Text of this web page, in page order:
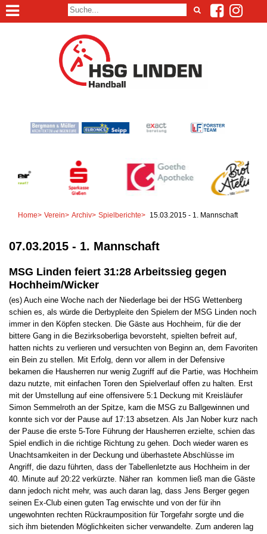
Home> Verein> Archiv> Spielberichte> 15.03.2015 - 1. Mannschaft
07.03.2015 - 1. Mannschaft
MSG Linden feiert 31:28 Arbeitssieg gegen
Hochheim/Wicker
(es) Auch eine Woche nach der Niederlage bei der HSG Wettenberg
schien es, als würde die Derbypleite den Spielern der MSG Linden noch
immer in den Köpfen stecken. Die Gäste aus Hochheim, für die der
bittere Gang in die Bezirksoberliga bevorsteht, spielten befreit auf,
hatten nichts zu verlieren und versuchten von Beginn an, dem Favoriten
ein Bein zu stellen. Mit Erfolg, denn vor allem in der Defensive
bekamen die Hausherren nur wenig Zugriff auf die Partie, was Hochheim
dazu nutzte, mit einfachen Toren den Spielverlauf offen zu halten. Erst
mit der Umstellung auf eine offensivere 5:1 Deckung mit Kreisläufer
Simon Semmelroth an der Spitze, kam die MSG zu Ballgewinnen und
konnte sich vor der Pause auf 17:13 absetzen. Als Jan Nober kurz nach
der Pause die erste 5-Tore Führung der Hausherren erzielte, schien das
Spiel endlich in die richtige Richtung zu gehen. Doch wieder waren es
Unachtsamkeiten in der Deckung und überhastete Abschlüsse im
Angriff, die dazu führten, dass der Tabellenletzte aus Hochheim in der
40. Minute auf 20:22 verkürzte. Näher ran kommen ließ man die Gäste
dann jedoch nicht mehr, was auch daran lag, dass Jens Berger gegen
seinen Ex-Club einen guten Tag erwischte und von der für ihn
ungewohnten rechten Rückraumposition für Torgefahr sorgte und die
sich ihm bietenden Möglichkeiten sicher verwandelte. Zum anderen lag